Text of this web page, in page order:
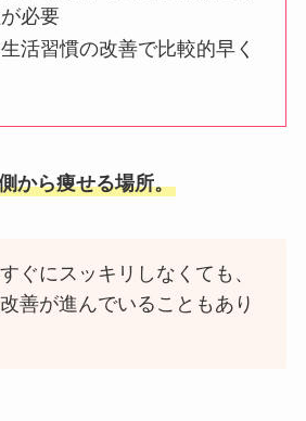
必要
活習慣の改善で比較的早く
から痩せる場所。
ぐにスッキリしなくても、
善が進んでいることもあり